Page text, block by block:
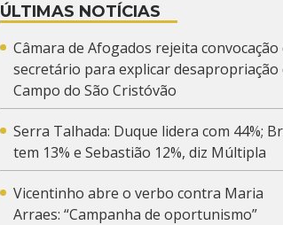
ÚLTIMAS NOTÍCIAS
Câmara de Afogados rejeita convocação
secretário para explicar desapropriação
Campo do São Cristóvão
Serra Talhada: Duque lidera com 44%;
tem 13% e Sebastião 12%, diz Múltipla
Vicentinho abre o verbo contra Maria
Arraes: “Campanha de oportunismo”